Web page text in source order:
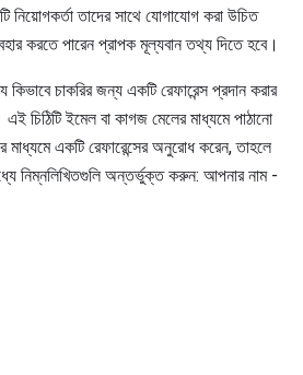
নিয়োগকর্তা তাদের সাথে যোগাযোগ করা উচিত
করতে পারেন প্রাপক মূল্যবান তথ্য দিতে হবে।
চাকরির জন্য একটি রেফারেন্স প্রদান করার
চিঠিটি ইমেল বা কাগজ মেলের মাধ্যমে পাঠানো
একটি রেফারেন্সের অনুরোধ করেন, তাহলে
নিম্নলিখিতগুলি অন্তর্ভুক্ত করুন: আপনার নাম -